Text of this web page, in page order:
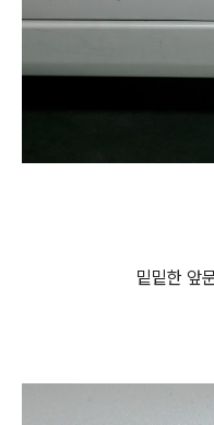
밑밑한 앞